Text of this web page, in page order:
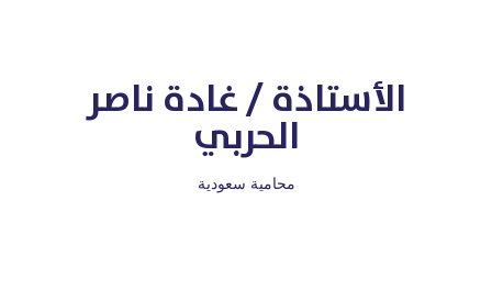
الأستاذة / غادة ناصر
الحربي
محامية سعودية